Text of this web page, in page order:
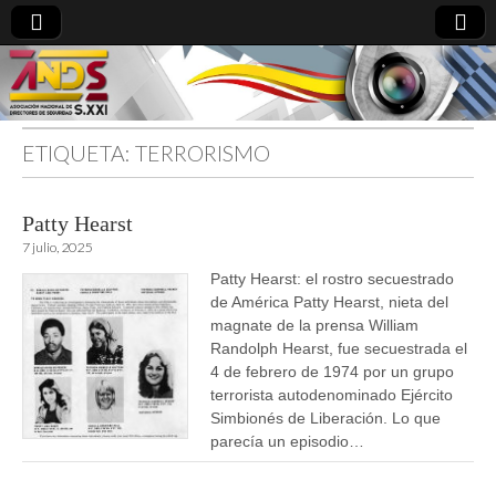
directoresdeseguridad.es
ETIQUETA: TERRORISMO
Patty Hearst
7 julio, 2025
Patty Hearst: el rostro secuestrado
de América Patty Hearst, nieta del
magnate de la prensa William
Randolph Hearst, fue secuestrada el
4 de febrero de 1974 por un grupo
terrorista autodenominado Ejército
Simbionés de Liberación. Lo que
parecía un episodio…